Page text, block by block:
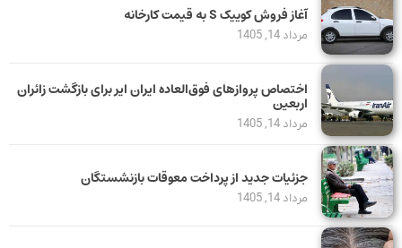
آغاز فروش کوییک S به قیمت کارخانه
مرداد 14, 1405
اختصاص پروازهای فوق‌العاده ایران ایر برای بازگشت زائران
اربعین
مرداد 14, 1405
جزئیات جدید از پرداخت معوقات بازنشستگان
مرداد 14, 1405